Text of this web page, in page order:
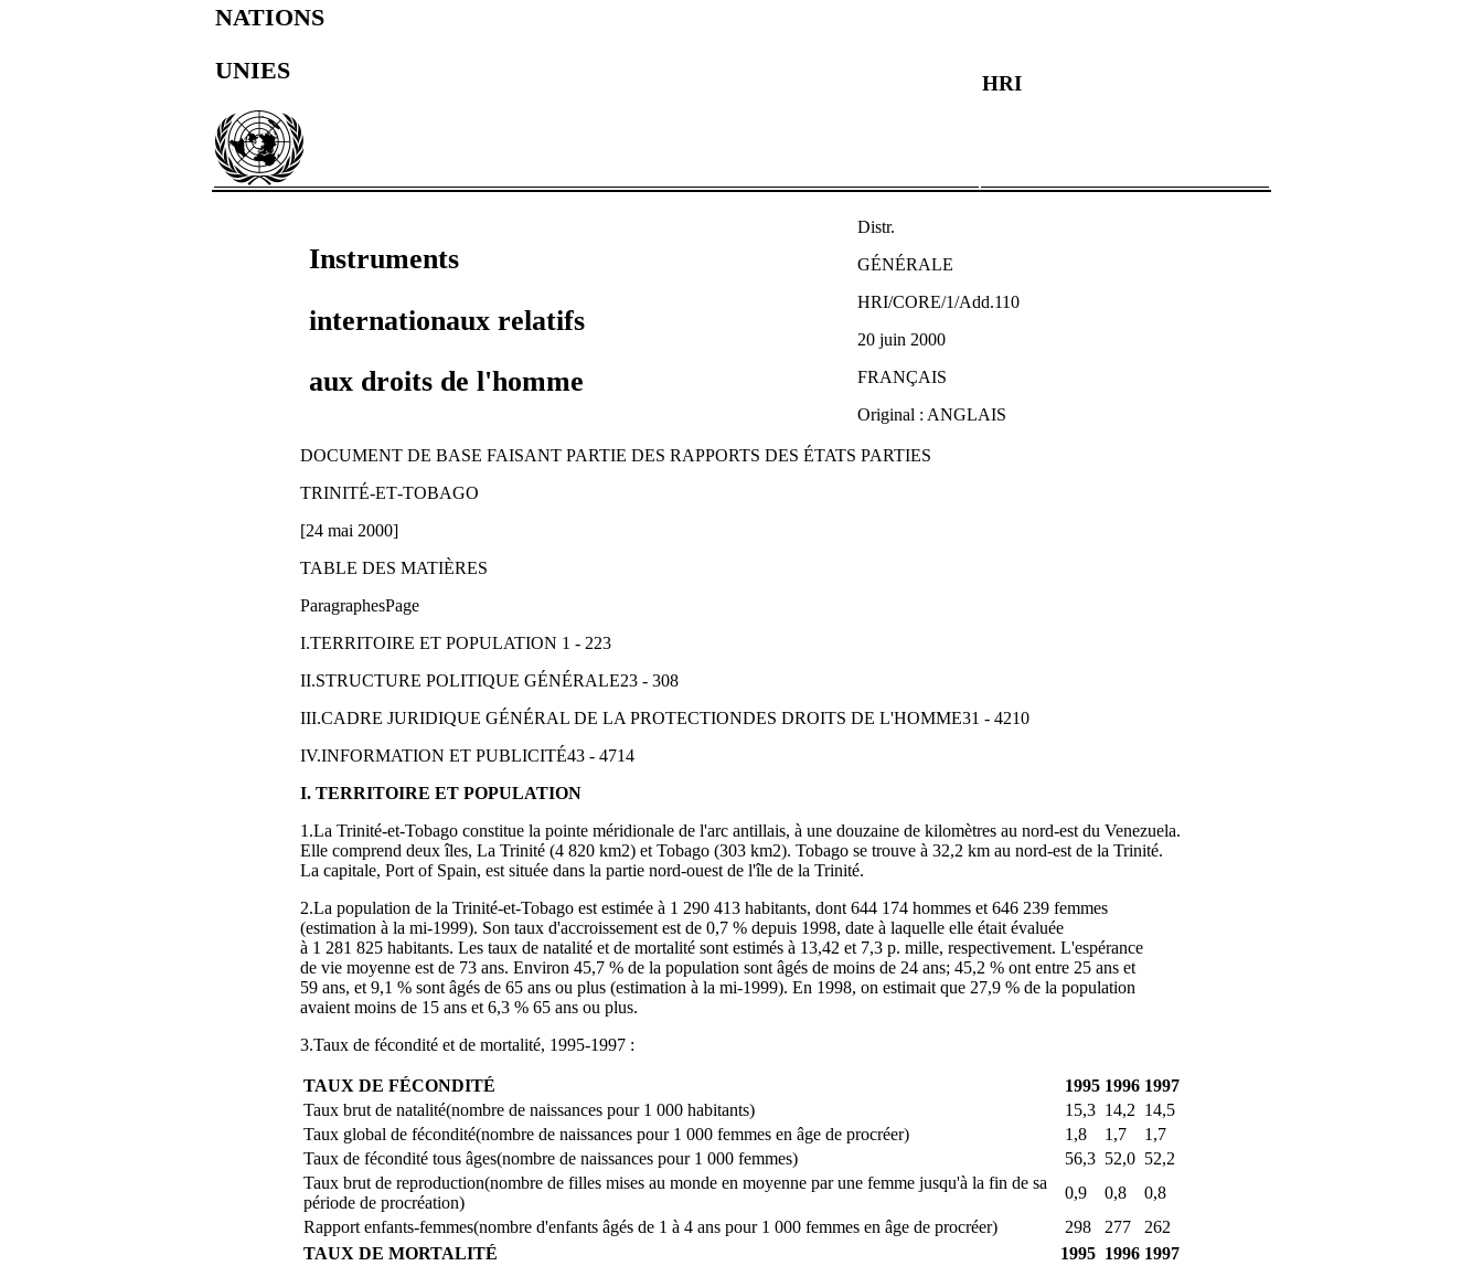
NATIONS
UNIES
HRI
Instruments
internationaux relatifs
aux droits de l'homme
Distr.
GÉNÉRALE
HRI/CORE/1/Add.110
20 juin 2000
FRANÇAIS
Original : ANGLAIS
DOCUMENT DE BASE FAISANT PARTIE DES RAPPORTS DES ÉTATS PARTIES
TRINITÉ‑ET‑TOBAGO
[24 mai 2000]
TABLE DES MATIÈRES
ParagraphesPage
I.TERRITOIRE ET POPULATION 1 - 223
II.STRUCTURE POLITIQUE GÉNÉRALE23 - 308
III.CADRE JURIDIQUE GÉNÉRAL DE LA PROTECTIONDES DROITS DE L'HOMME31 - 4210
IV.INFORMATION ET PUBLICITÉ43 - 4714
I. TERRITOIRE ET POPULATION
1.La Trinité‑et‑Tobago constitue la pointe méridionale de l'arc antillais, à une douzaine de kilomètres au nord‑est du Venezuela.
Elle comprend deux îles, La Trinité (4 820 km2) et Tobago (303 km2). Tobago se trouve à 32,2 km au nord‑est de la Trinité.
La capitale, Port of Spain, est située dans la partie nord‑ouest de l'île de la Trinité.
2.La population de la Trinité‑et‑Tobago est estimée à 1 290 413 habitants, dont 644 174 hommes et 646 239 femmes
(estimation à la mi‑1999). Son taux d'accroissement est de 0,7 % depuis 1998, date à laquelle elle était évaluée
à 1 281 825 habitants. Les taux de natalité et de mortalité sont estimés à 13,42 et 7,3 p. mille, respectivement. L'espérance
de vie moyenne est de 73 ans. Environ 45,7 % de la population sont âgés de moins de 24 ans; 45,2 % ont entre 25 ans et
59 ans, et 9,1 % sont âgés de 65 ans ou plus (estimation à la mi‑1999). En 1998, on estimait que 27,9 % de la population
avaient moins de 15 ans et 6,3 % 65 ans ou plus.
3.Taux de fécondité et de mortalité, 1995‑1997 :
TAUX DE FÉCONDITÉ 1995 1996 1997
Taux brut de natalité(nombre de naissances pour 1 000 habitants)
15,3 14,2 14,5
Taux global de fécondité(nombre de naissances pour 1 000 femmes en âge de procréer)
1,8 1,7
1,7
Taux de fécondité tous âges(nombre de naissances pour 1 000 femmes)
56,3 52,0 52,2
Taux brut de reproduction(nombre de filles mises au monde en moyenne par une femme jusqu'à la fin de sa
période de procréation)
0,9 0,8
0,8
Rapport enfants‑femmes(nombre d'enfants âgés de 1 à 4 ans pour 1 000 femmes en âge de procréer)
298 277
262
TAUX DE MORTALITÉ
1995 1996 1997